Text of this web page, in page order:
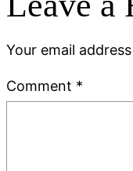
Your email
Comment *